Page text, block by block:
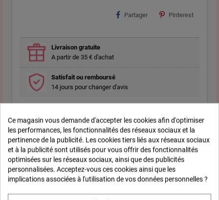
Partager Pinterest
Livraison gratuite
A partir de 35 € d'achat
Satisfait ou remboursé
14 jours pour changer d'avis
Description
Support DOT PAINTING en médium de 10 cm à utiliser avec un
pochoir et autres outils de la même collection. Définir les
emplacements à l'aide d'un crayon, appliquer les points de
peinture pour un résultat précis et harmonieux. Cette gamme
offre une expérience relaxante et guidée, idéale pour se détendre
Ce magasin vous demande d'accepter les cookies afin d'optimiser
les performances, les fonctionnalités des réseaux sociaux et la
pertinence de la publicité. Les cookies tiers liés aux réseaux sociaux
et à la publicité sont utilisés pour vous offrir des fonctionnalités
optimisées sur les réseaux sociaux, ainsi que des publicités
personnalisées. Acceptez-vous ces cookies ainsi que les
implications associées à l'utilisation de vos données personnelles ?